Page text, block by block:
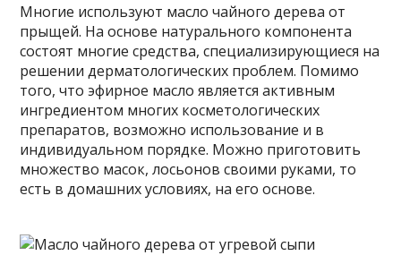
Многие используют масло чайного дерева от
прыщей. На основе натурального компонента
состоят многие средства, специализирующиеся на
решении дерматологических проблем. Помимо
того, что эфирное масло является активным
ингредиентом многих косметологических
препаратов, возможно использование и в
индивидуальном порядке. Можно приготовить
множество масок, лосьонов своими руками, то
есть в домашних условиях, на его основе.